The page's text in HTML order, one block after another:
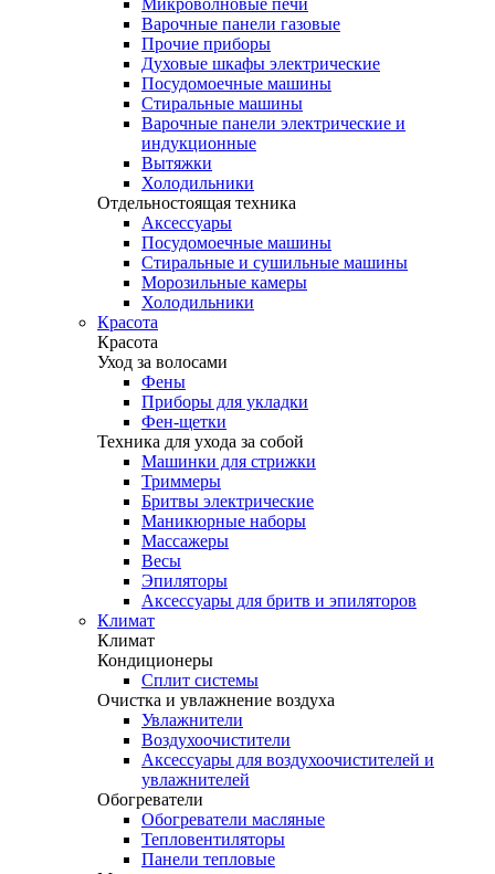
Микроволновые печи
Варочные панели газовые
Прочие приборы
Духовые шкафы электрические
Посудомоечные машины
Стиральные машины
Варочные панели электрические и
индукционные
Вытяжки
Холодильники
Отдельностоящая техника
Аксессуары
Посудомоечные машины
Стиральные и сушильные машины
Морозильные камеры
Холодильники
Красота
Красота
Уход за волосами
Фены
Приборы для укладки
Фен-щетки
Техника для ухода за собой
Машинки для стрижки
Триммеры
Бритвы электрические
Маникюрные наборы
Массажеры
Весы
Эпиляторы
Аксессуары для бритв и эпиляторов
Климат
Климат
Кондиционеры
Сплит системы
Очистка и увлажнение воздуха
Увлажнители
Воздухоочистители
Аксессуары для воздухоочистителей и
увлажнителей
Обогреватели
Обогреватели масляные
Тепловентиляторы
Панели тепловые